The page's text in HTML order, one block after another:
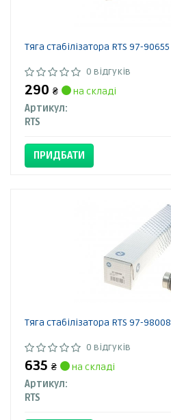
Тяга стабілізатора RTS 97-90655
0 відгуків
290 ₴
на складі
Артикул:
RTS
ПРИДБАТИ
Тяга стабілізатора RTS 97-98008
0 відгуків
635 ₴
на складі
Артикул:
RTS